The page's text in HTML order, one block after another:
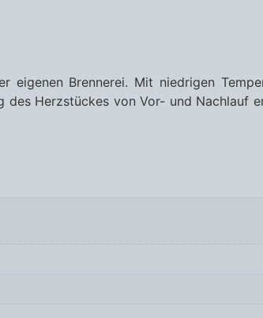
eigenen Brennerei. Mit niedrigen
Herzstückes von Vor- und Nachlauf